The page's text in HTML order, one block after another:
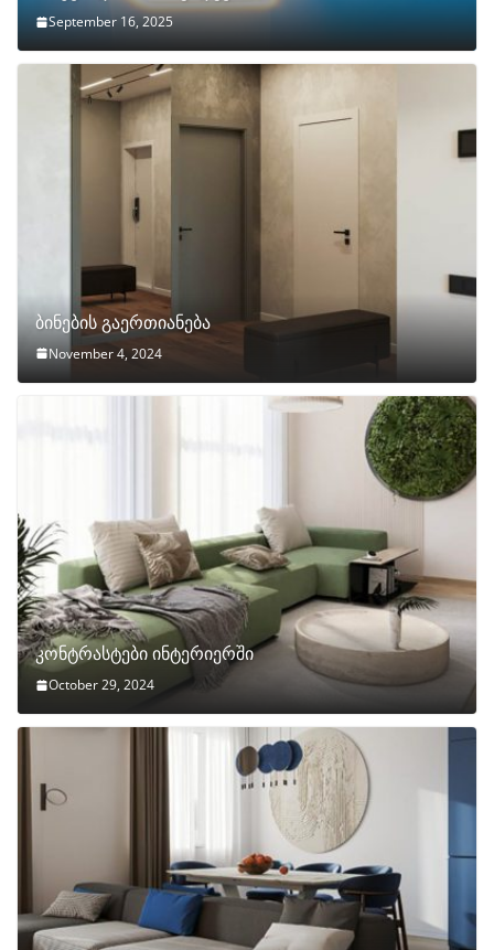
September 16, 2025
ბინების გაერთიანება
November 4, 2024
კონტრასტები ინტერიერში
October 29, 2024